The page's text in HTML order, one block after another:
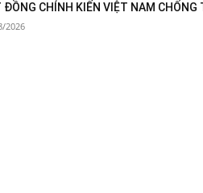
ĐỒNG CHÍNH KIẾN VIỆT NAM
2026